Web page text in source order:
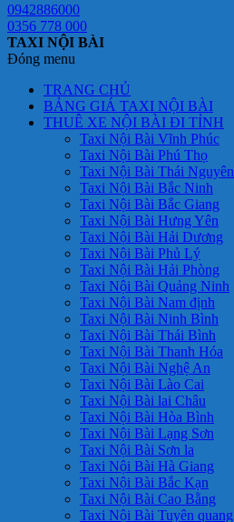
0942886000
0356 778 000
TAXI NỘI BÀI
Đóng menu
TRANG CHỦ
BẢNG GIÁ TAXI NỘI BÀI
THUÊ XE NỘI BÀI ĐI TỈNH
Taxi Nội Bài Vĩnh Phúc
Taxi Nội Bài Phú Thọ
Taxi Nội Bài Thái Nguyên
Taxi Nội Bài Bắc Ninh
Taxi Nội Bài Bắc Giang
Taxi Nội Bài Hưng Yên
Taxi Nội Bài Hải Dương
Taxi Nội Bài Phủ Lý
Taxi Nội Bài Hải Phòng
Taxi Nội Bài Quảng Ninh
Taxi Nội Bài Nam định
Taxi Nội Bài Ninh Bình
Taxi Nội Bài Thái Bình
Taxi Nội Bài Thanh Hóa
Taxi Nội Bài Nghệ An
Taxi Nội Bài Lào Cai
Taxi Nội Bài lai Châu
Taxi Nội Bài Hòa Bình
Taxi Nội Bài Lạng Sơn
Taxi Nội Bài Sơn la
Taxi Nội Bài Hà Giang
Taxi Nội Bài Bắc Kạn
Taxi Nội Bài Cao Bằng
Taxi Nội Bài Tuyên quang